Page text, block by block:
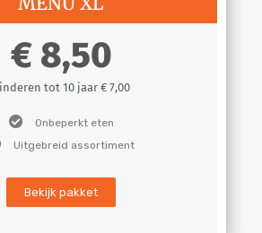
8,50
tot 10 jaar € 7,00
Onbeperkt eten
Uitgebreid assortiment
Bekijk pakket